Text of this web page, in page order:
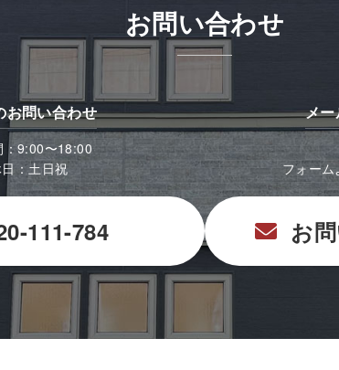
お問い合わせ
お問い合わせ
：9:00〜18:00
：土日祝
111-784
メ
フォー
お